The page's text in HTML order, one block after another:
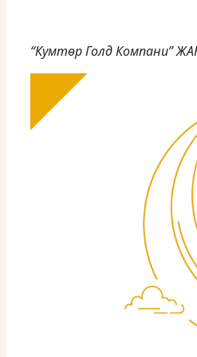
“Кумтөр Голд Компани”